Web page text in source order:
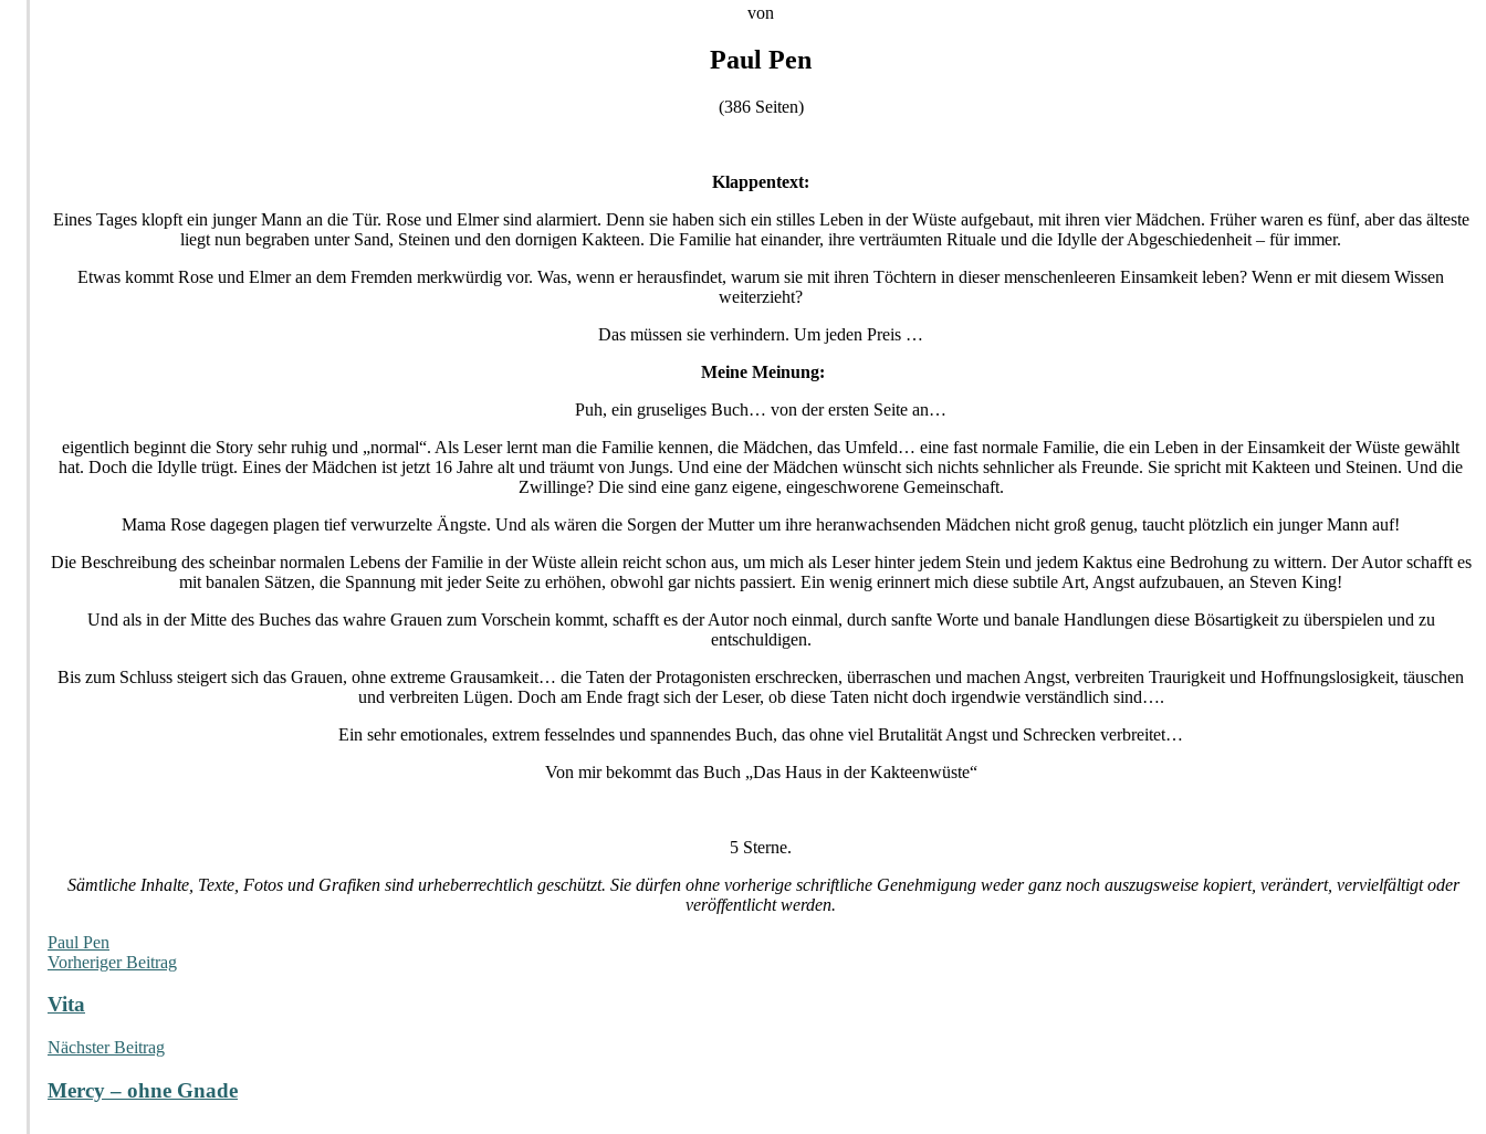
von
Paul Pen
(386 Seiten)
Klappentext:
Eines Tages klopft ein junger Mann an die Tür. Rose und Elmer sind alarmiert. Denn sie haben sich ein stilles Leben in der Wüste aufgebaut, mit ihren vier Mädchen. Früher waren es fünf, aber das älteste
liegt nun begraben unter Sand, Steinen und den dornigen Kakteen. Die Familie hat einander, ihre verträumten Rituale und die Idylle der Abgeschiedenheit – für immer.
Etwas kommt Rose und Elmer an dem Fremden merkwürdig vor. Was, wenn er herausfindet, warum sie mit ihren Töchtern in dieser menschenleeren Einsamkeit leben? Wenn er mit diesem Wissen
weiterzieht?
Das müssen sie verhindern. Um jeden Preis …
Meine Meinung:
Puh, ein gruseliges Buch… von der ersten Seite an…
eigentlich beginnt die Story sehr ruhig und „normal“. Als Leser lernt man die Familie kennen, die Mädchen, das Umfeld… eine fast normale Familie, die ein Leben in der Einsamkeit der Wüste gewählt
hat. Doch die Idylle trügt. Eines der Mädchen ist jetzt 16 Jahre alt und träumt von Jungs. Und eine der Mädchen wünscht sich nichts sehnlicher als Freunde. Sie spricht mit Kakteen und Steinen. Und die
Zwillinge? Die sind eine ganz eigene, eingeschworene Gemeinschaft.
Mama Rose dagegen plagen tief verwurzelte Ängste. Und als wären die Sorgen der Mutter um ihre heranwachsenden Mädchen nicht groß genug, taucht plötzlich ein junger Mann auf!
Die Beschreibung des scheinbar normalen Lebens der Familie in der Wüste allein reicht schon aus, um mich als Leser hinter jedem Stein und jedem Kaktus eine Bedrohung zu wittern. Der Autor schafft es
mit banalen Sätzen, die Spannung mit jeder Seite zu erhöhen, obwohl gar nichts passiert. Ein wenig erinnert mich diese subtile Art, Angst aufzubauen, an Steven King!
Und als in der Mitte des Buches das wahre Grauen zum Vorschein kommt, schafft es der Autor noch einmal, durch sanfte Worte und banale Handlungen diese Bösartigkeit zu überspielen und zu
entschuldigen.
Bis zum Schluss steigert sich das Grauen, ohne extreme Grausamkeit… die Taten der Protagonisten erschrecken, überraschen und machen Angst, verbreiten Traurigkeit und Hoffnungslosigkeit, täuschen
und verbreiten Lügen. Doch am Ende fragt sich der Leser, ob diese Taten nicht doch irgendwie verständlich sind….
Ein sehr emotionales, extrem fesselndes und spannendes Buch, das ohne viel Brutalität Angst und Schrecken verbreitet…
Von mir bekommt das Buch „Das Haus in der Kakteenwüste“
5 Sterne.
Sämtliche Inhalte, Texte, Fotos und Grafiken sind urheberrechtlich geschützt. Sie dürfen ohne vorherige schriftliche Genehmigung weder ganz noch auszugsweise kopiert, verändert, vervielfältigt oder
veröffentlicht werden.
Paul Pen
Beitragsnavigation
Vorheriger Beitrag
Vita
Nächster Beitrag
Mercy – ohne Gnade